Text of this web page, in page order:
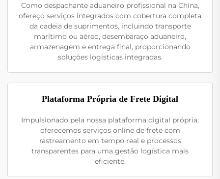
Como despachante aduaneiro profissional na China,
ofereço serviços integrados com cobertura completa
da cadeia de suprimentos, incluindo transporte
marítimo ou aéreo, desembaraço aduaneiro,
armazenagem e entrega final, proporcionando
soluções logísticas integradas.
Plataforma Própria de Frete Digital
Impulsionado pela nossa plataforma digital própria,
oferecemos serviços online de frete com
rastreamento em tempo real e processos
transparentes para uma gestão logística mais
eficiente.